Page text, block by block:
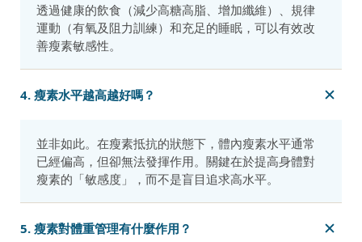
透過健康的飲食（減少高糖高脂、增加纖維）、規律
運動（有氧及阻力訓練）和充足的睡眠，可以有效改
善瘦素敏感性。
4. 瘦素水平越高越好嗎？
並非如此。在瘦素抵抗的狀態下，體內瘦素水平通常
已經偏高，但卻無法發揮作用。關鍵在於提高身體對
瘦素的「敏感度」，而不是盲目追求高水平。
5. 瘦素對體重管理有什麼作用？